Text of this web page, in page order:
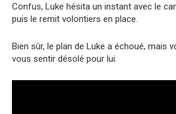
Confus, Luke hésita un instant avec le
puis le remit volontiers en place.
Bien sûr, le plan de Luke a échoué, mais
vous sentir désolé pour lui.